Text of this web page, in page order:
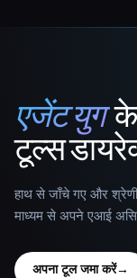
That AI
एजेंट युगके
टूल्स
हाथ से जाँचे गए और
माध्यम से अपने एआई
अपना टूल जमा करें→